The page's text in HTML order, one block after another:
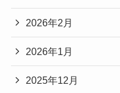
2026年2月
2026年1月
2025年12月